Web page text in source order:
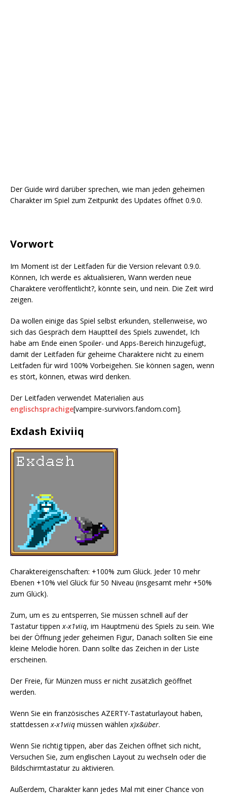
Der Guide wird darüber sprechen, wie man jeden geheimen
Charakter im Spiel zum Zeitpunkt des Updates öffnet 0.9.0.
Vorwort
Im Moment ist der Leitfaden für die Version relevant 0.9.0.
Können, Ich werde es aktualisieren, Wann werden neue
Charaktere veröffentlicht?, könnte sein, und nein. Die Zeit wird
zeigen.
Da wollen einige das Spiel selbst erkunden, stellenweise, wo
sich das Gespräch dem Hauptteil des Spiels zuwendet, Ich
habe am Ende einen Spoiler- und Apps-Bereich hinzugefügt,
damit der Leitfaden für geheime Charaktere nicht zu einem
Leitfaden für wird 100% Vorbeigehen. Sie können sagen, wenn
es stört, können, etwas wird denken.
Der Leitfaden verwendet Materialien aus
englischsprachige[vampire-survivors.fandom.com].
Exdash Exiviiq
Charaktereigenschaften: +100% zum Glück. Jeder 10 mehr
Ebenen +10% viel Glück für 50 Niveau (insgesamt mehr +50%
zum Glück).
Zum, um es zu entsperren, Sie müssen schnell auf der
Tastatur tippen x-x1viiq, im Hauptmenü des Spiels zu sein. Wie
bei der Öffnung jeder geheimen Figur, Danach sollten Sie eine
kleine Melodie hören. Dann sollte das Zeichen in der Liste
erscheinen.
Der Freie, für Münzen muss er nicht zusätzlich geöffnet
werden.
Wenn Sie ein französisches AZERTY-Tastaturlayout haben,
stattdessen x-x1viiq müssen wählen x)x&über.
Wenn Sie richtig tippen, aber das Zeichen öffnet sich nicht,
Versuchen Sie, zum englischen Layout zu wechseln oder die
Bildschirmtastatur zu aktivieren.
Außerdem, Charakter kann jedes Mal mit einer Chance von